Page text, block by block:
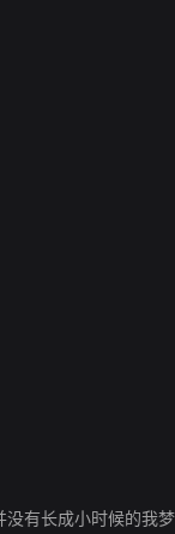
有长成小时候的我